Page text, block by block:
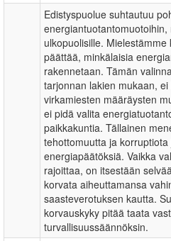
Edistyspuolue suhtautuu
ulkopuolisille.
päättää, minkälaisia
rakennetaan. Tämän
tarjonnan lakien mukaan,
virkamiesten määräysten
ei pidä valita
paikkakuntia. Tällainen
tehottomuutta ja
energiapäätöksiä. Vaikka
rajoittaa, on itsestään
korvata aiheuttamansa
saasteverotuksen kautta.
korvauskyky pitää taata
turvallisuussäännöksin.